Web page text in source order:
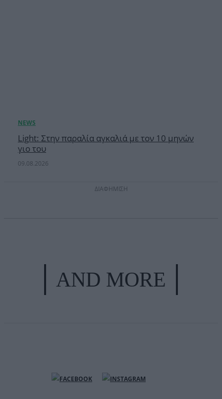
Light: Στην παραλία αγκαλιά με τον 10 μηνών
γιο του
09.08.2026
ΔΙΑΦΗΜΙΣΗ
AND MORE